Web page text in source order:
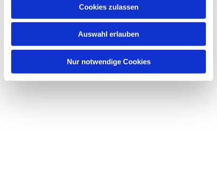
Cookies zulassen
Auswahl erlauben
Nur notwendige Cookies